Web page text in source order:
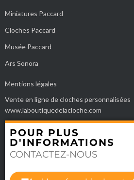
Miniatures Paccard
Cloches Paccard
Musée Paccard
Ars Sonora
Mentions légales
Vente en ligne de cloches personnalisées
www.laboutiquedelacloche.com
POUR PLUS
D'INFORMATIONS
CONTACTEZ-NOUS